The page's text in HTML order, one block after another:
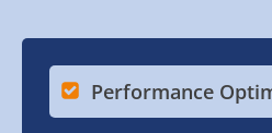
Performance